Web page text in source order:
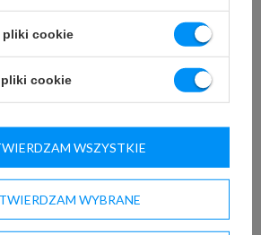
pliki cookie
pliki cookie
WYBRANE
WSZYSTKIE